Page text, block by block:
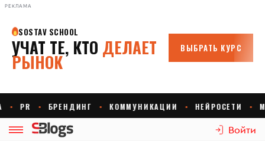
РЕКЛАМА
Войти